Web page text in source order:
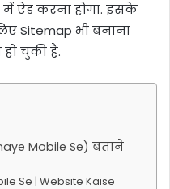
में ऐड करना होगा. इसके
Sitemap भी बनाना
चुकी है.
Mobile Se) बताने
Se | Website Kaise